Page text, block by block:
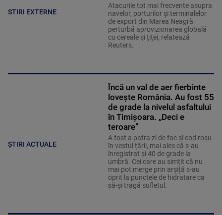
STIRI EXTERNE
Atacurile tot mai frecvente asupra
navelor, porturilor și terminalelor
de export din Marea Neagră
perturbă aprovizionarea globală
cu cereale și țiței, relatează
Reuters.
ȘTIRI ACTUALE
Încă un val de aer fierbinte
lovește România. Au fost 55
de grade la nivelul asfaltului
în Timișoara. „Deci e
teroare”
A fost a patra zi de foc și cod roșu
în vestul țării, mai ales că s-au
înregistrat și 40 de grade la
umbră. Cei care au simțit că nu
mai pot merge prin arșiță s-au
oprit la punctele de hidratare ca
să-și tragă sufletul.